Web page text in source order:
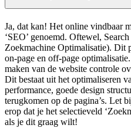
Ja, dat kan! Het online vindbaar
‘SEO’ genoemd. Oftewel,
Zoekmachine Optimalisatie). Dit
on-page en off-page
maken van de website controle
Dit bestaat uit het optimaliseren
performance, goede design
terugkomen op de pagina’s. Let
erop dat je het selectieveld
als je dit graag wilt!